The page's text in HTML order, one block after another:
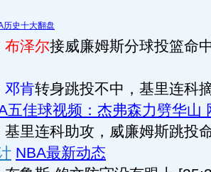
历史十大翻盘
布泽尔接威廉姆斯分球投篮命
邓肯转身跳投不中，基里连科
五佳球视频：杰弗森力劈华山
基里连科助攻，威廉姆斯跳投
NBA最新动态